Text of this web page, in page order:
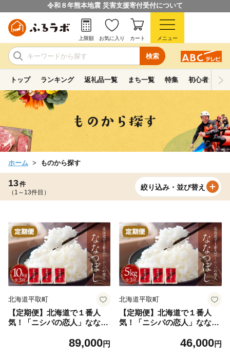
令和８年熊本地震 災害支援寄付受付について
検索
上限額 お気に入り カート メニュー
トップ ランキング 返礼品一覧 まち一覧 特集 初心者ガイド
ホーム ものから探す
13件
（1～13件目）
絞り込み・並び替え
北海道平取町
【定期便】北海道で１番人
気！「ニシパの恋人」ななつ
納税 人気 おすすめ ランキン
89,000円
北海道平取町
【定期便】北海道で１番人
気！「ニシパの恋人」ななつ
納税 人気 おすすめ ランキン
46,000円